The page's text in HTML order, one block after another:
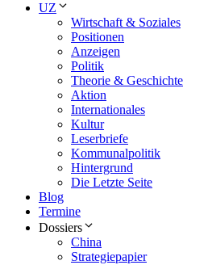
UZ
Wirtschaft & Soziales
Positionen
Anzeigen
Politik
Theorie & Geschichte
Aktion
Internationales
Kultur
Leserbriefe
Kommunalpolitik
Hintergrund
Die Letzte Seite
Blog
Termine
Dossiers
China
Strategiepapier